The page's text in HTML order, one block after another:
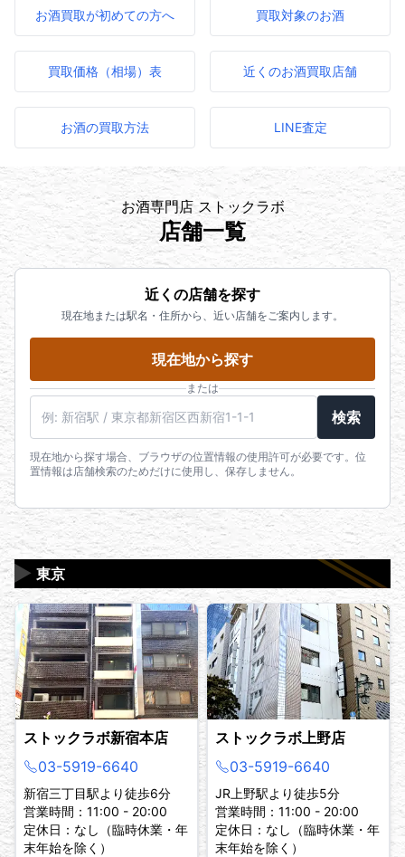
お酒買取が初めての方へ 買取対象のお酒
買取価格（相場）表 近くのお酒買取店舗
お酒の買取方法 LINE査定
お酒専門店 ストックラボ
店舗一覧
近くの店舗を探す
現在地または駅名・住所から、近い店舗をご案内します。
現在地から探す
または
検索
現在地から探す場合、ブラウザの位置情報の使用許可が必要です。位
置情報は店舗検索のためだけに使用し、保存しません。
東京
▶
ストックラボ新宿本店
03-5919-6640
新宿三丁目駅より徒歩6分
営業時間：11:00 - 20:00
定休日：なし（臨時休業・年
末年始を除く）
ストックラボ上野店
03-5919-6640
JR上野駅より徒歩5分
営業時間：11:00 - 20:00
定休日：なし（臨時休業・年
末年始を除く）